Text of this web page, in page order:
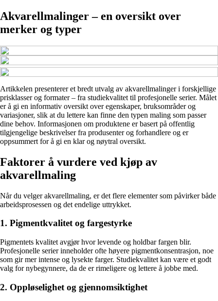
Akvarellmalinger – en oversikt over
merker og typer
Artikkelen presenterer et bredt utvalg av akvarellmalinger i forskjellige
prisklasser og formater – fra studiekvalitet til profesjonelle serier. Målet
er å gi en informativ oversikt over egenskaper, bruksområder og
variasjoner, slik at du lettere kan finne den typen maling som passer
dine behov. Informasjonen om produktene er basert på offentlig
tilgjengelige beskrivelser fra produsenter og forhandlere og er
oppsummert for å gi en klar og nøytral oversikt.
Faktorer å vurdere ved kjøp av
akvarellmaling
Når du velger akvarellmaling, er det flere elementer som påvirker både
arbeidsprosessen og det endelige uttrykket.
1. Pigmentkvalitet og fargestyrke
Pigmentets kvalitet avgjør hvor levende og holdbar fargen blir.
Profesjonelle serier inneholder ofte høyere pigmentkonsentrasjon, noe
som gir mer intense og lysekte farger. Studiekvalitet kan være et godt
valg for nybegynnere, da de er rimeligere og lettere å jobbe med.
2. Oppløselighet og gjennomsiktighet